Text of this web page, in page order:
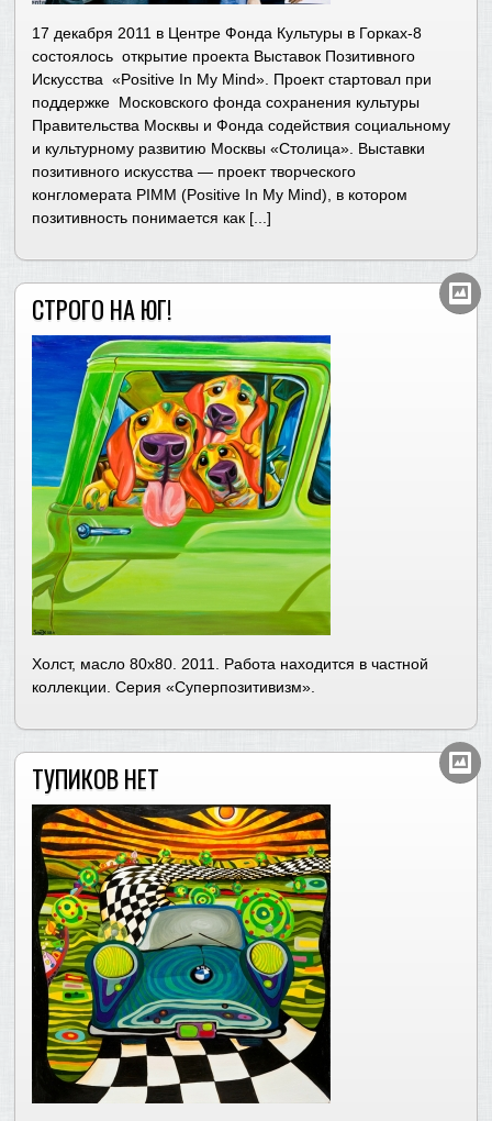
17 декабря 2011 в Центре Фонда Культуры в Горках-8
состоялось открытие проекта Выставок Позитивного
Искусства «Positive In My Mind». Проект стартовал при
поддержке Московского фонда сохранения культуры
Правительства Москвы и Фонда содействия социальному
и культурному развитию Москвы «Столица». Выставки
позитивного искусства — проект творческого
конгломерата PIMM (Positive In My Mind), в котором
позитивность понимается как [...]
СТРОГО НА ЮГ!
Холст, масло 80х80. 2011. Работа находится в частной
коллекции. Серия «Суперпозитивизм».
ТУПИКОВ НЕТ